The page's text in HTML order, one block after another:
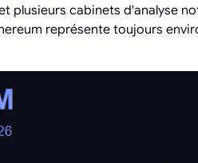
plusieurs cabinets d'analyse
représente toujours